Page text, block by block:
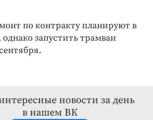
по контракту планируют в
запустить трамваи
новости за день
в нашем ВК